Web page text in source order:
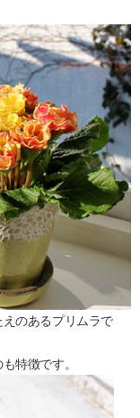
のあるプリムラで
特徴です。